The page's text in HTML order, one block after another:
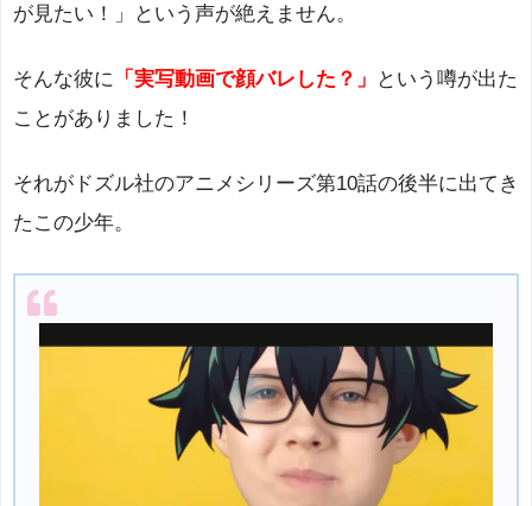
が見たい！」という声が絶えません。
そんな彼に 「実写動画で顔バレした？」
という噂が出た
ことがありました！
それがドズル社のアニメシリーズ第10話の後半に出てき
たこの少年。